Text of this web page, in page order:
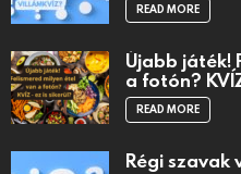
READ MORE
Újabb játék!
a fotón?
READ MORE
Régi szavak